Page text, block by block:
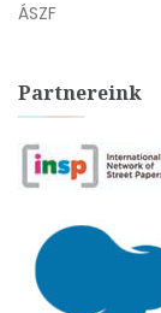
ÁSZF
Partnereink